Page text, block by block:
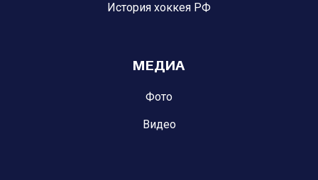
История хоккея РФ
МЕДИА
Фото
Видео